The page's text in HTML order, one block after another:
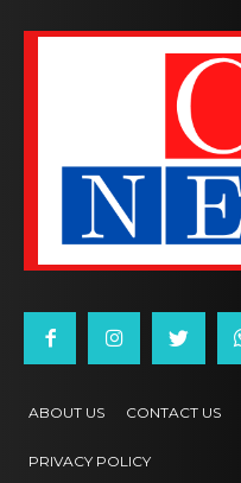
ABOUT US CONTACT US
PRIVACY POLICY